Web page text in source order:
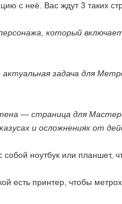
с неё. Вас ждут 3 таких
который включает
задача для
— страница для
и осложнениях от
ноутбук или планшет,
есть принтер, чтобы